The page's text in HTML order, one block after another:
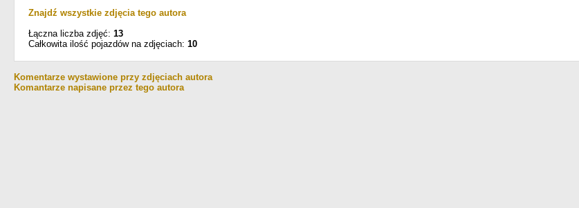
Znajdź wszystkie zdjęcia tego autora
Łączna liczba zdjęć: 13
Całkowita ilość pojazdów na zdjęciach: 10
Komentarze wystawione przy zdjęciach autora
Komantarze napisane przez tego autora